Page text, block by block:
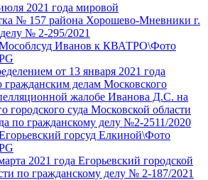
2021 года мировой
№ 157 района Хорошево-Мневники г.
№ 2-295/2021
от 13 января 2021 года
гражданским делам Московского
жалобе Иванова Д.С. на
суда Московской области
по гражданскому делу №2-2511/2020
2021 года Егорьевский городской
по гражданскому делу № 2-187/2021